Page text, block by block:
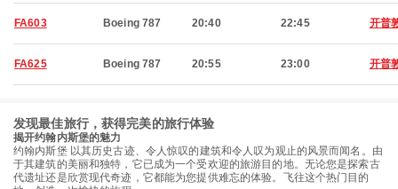
FA603 Boeing 787 20:40 22:45 开普
FA625 Boeing 787 20:55 23:00 开普
发现最佳旅行，获得完美的旅行体验
揭开约翰内斯堡的魅力
约翰内斯堡 以其历史古迹、令人惊叹的建筑和令人叹为观止的风景而闻名。由
于其建筑的美丽和独特，它已成为一个受欢迎的旅游目的地。无论您是探索古
代遗址还是欣赏现代奇迹，它都能为您提供难忘的体验。飞往这个热门目的